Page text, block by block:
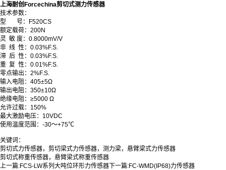
上海耐创Forcechina剪切式测力传感器
技术参数：
型 号：F520CS
额定载荷：200N
灵 敏 度：0.8000mV/V
非 线 性：0.03%F.S.
滞 后 性：0.03%F.S.
重 复 性：0.01%F.S.
零点输出：2%F.S.
输入电阻：405±5Ω
输出电阻：350±10Ω
绝缘电阻：≥5000 Ω
允许过载：150%
最大激励电压：10VDC
使用温度范围：-30～+75℃
关键词：
剪切式力传感器，剪切梁式力传感器，测力梁，悬臂梁式力传感器
剪切式称重传感器，悬臂梁式称重传感器
上一篇:FCS-LW系列大吨位环形力传感器 下一篇:FC-WMD(IP68)力传感器